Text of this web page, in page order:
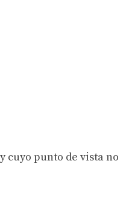
cuyo punto de vista no